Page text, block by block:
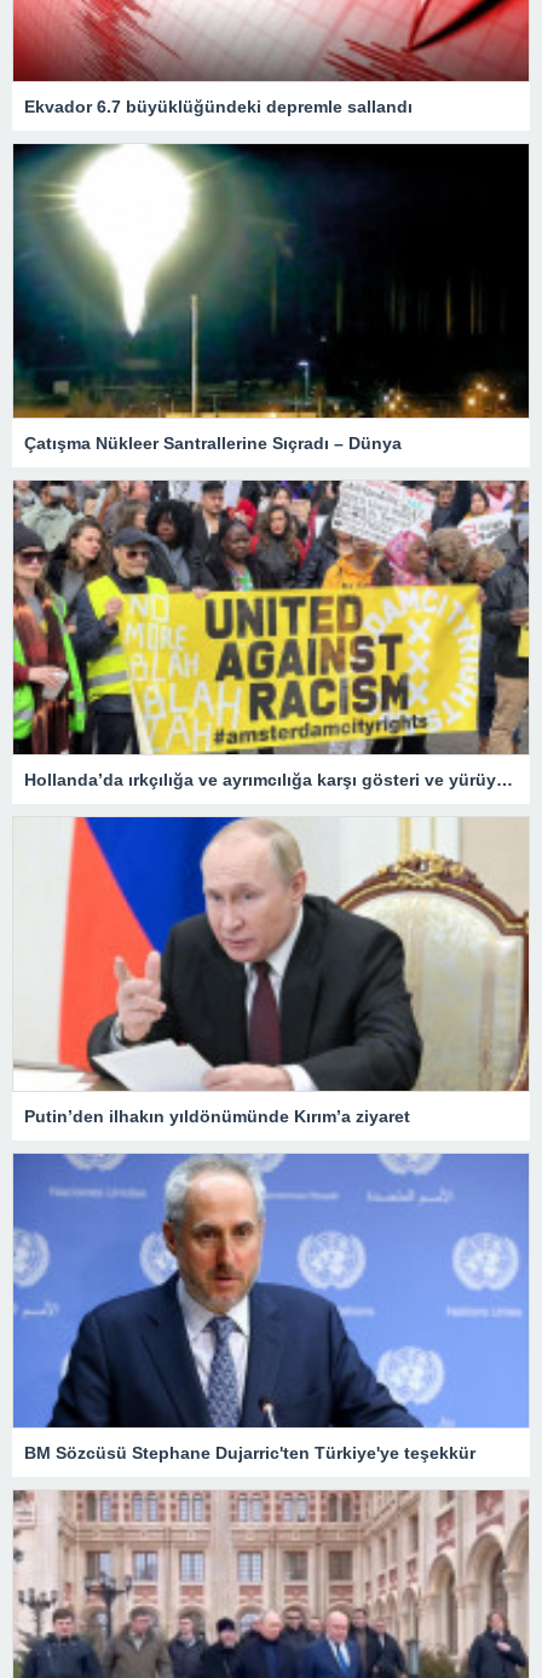
Ekvador 6.7 büyüklüğündeki depremle sallandı
Çatışma Nükleer Santrallerine Sıçradı – Dünya
Hollanda’da ırkçılığa ve ayrımcılığa karşı gösteri ve yürüyüş düzenlendi
Putin’den ilhakın yıldönümünde Kırım’a ziyaret
BM Sözcüsü Stephane Dujarric'ten Türkiye'ye teşekkür